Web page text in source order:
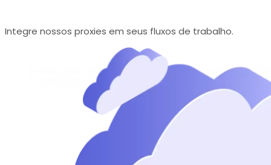
Integre nossos proxies em seus fluxos de trabalho.